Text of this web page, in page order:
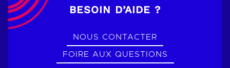
BESOIN D’AIDE ?
NOUS CONTACTER
FOIRE AUX QUESTIONS